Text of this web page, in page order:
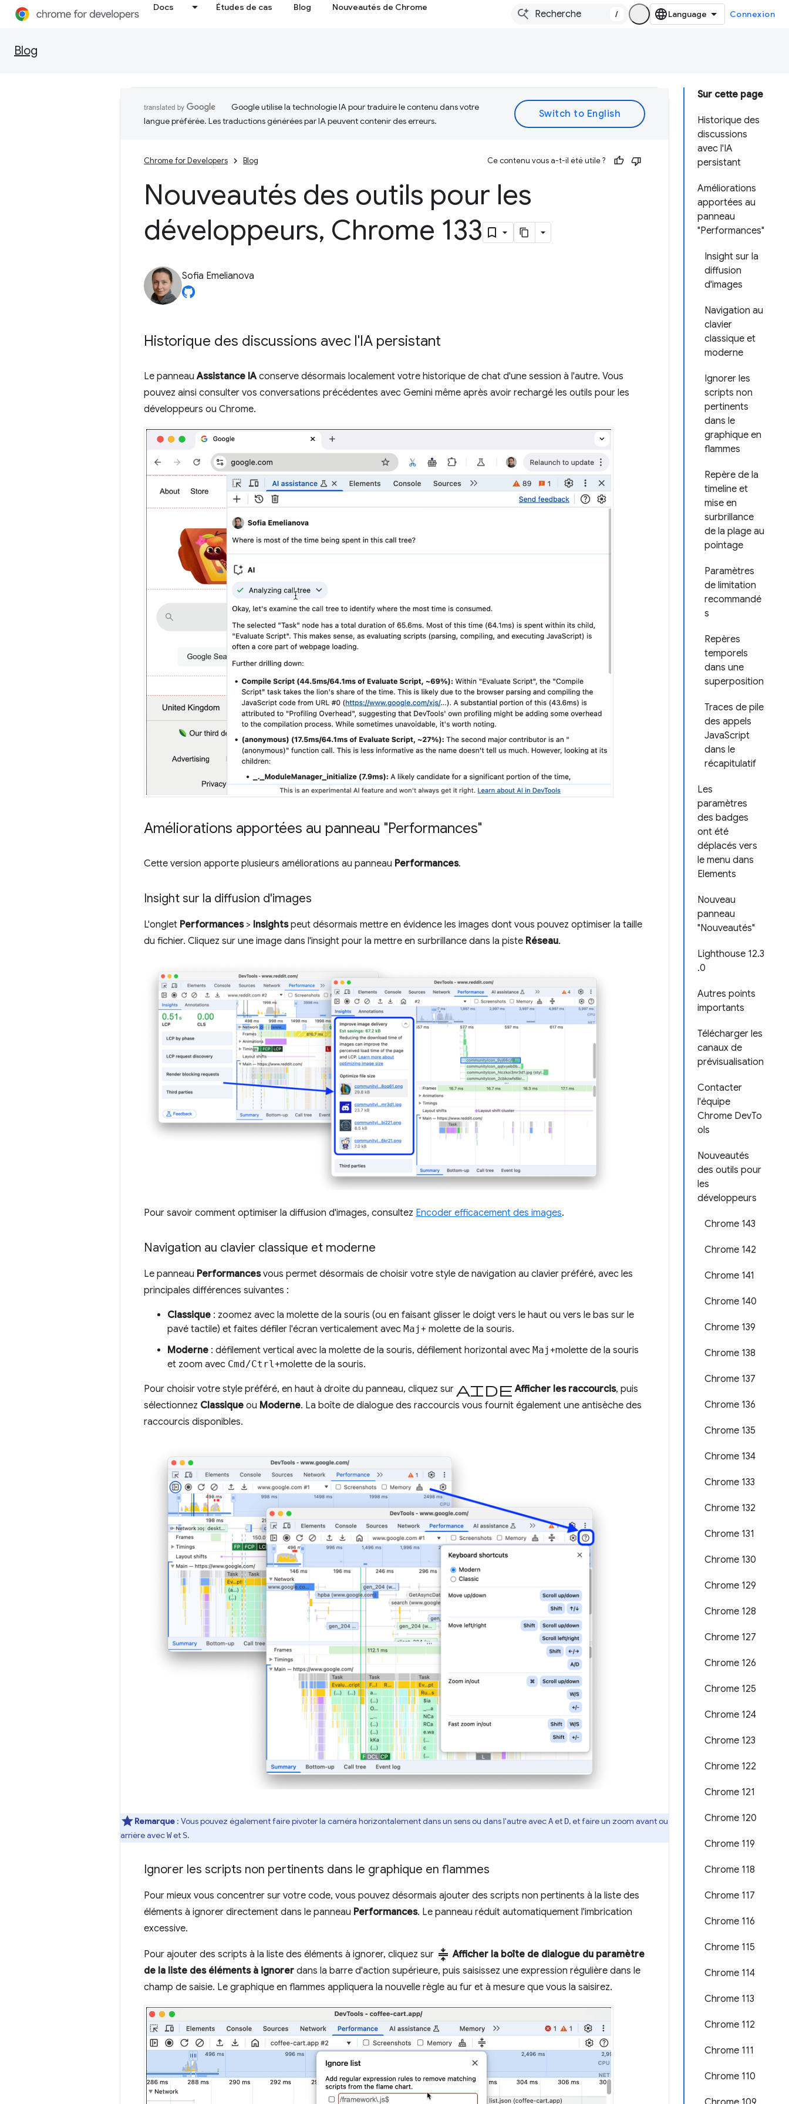
Docs Études de cas Blog Nouveautés de Chrome
/ Connexion
Blog
Sur cette page
Historique des
discussions
avec l'IA
persistant
Améliorations
apportées au
panneau
"Performances"
Insight sur la
diffusion
d'images
Navigation au
clavier
classique et
moderne
Ignorer les
scripts non
pertinents
dans le
graphique en
flammes
Repère de la
timeline et
mise en
surbrillance
de la plage au
pointage
Paramètres
de limitation
recommandé
s
Repères
temporels
dans une
superposition
Traces de pile
des appels
JavaScript
dans le
récapitulatif
Les
paramètres
des badges
ont été
déplacés vers
le menu dans
Elements
Nouveau
panneau
"Nouveautés"
Lighthouse 12.3
.0
Autres points
importants
Télécharger les
canaux de
prévisualisation
Contacter
l'équipe
Chrome DevTo
ols
Nouveautés
des outils pour
les
développeurs
Chrome 143
Chrome 142
Chrome 141
Chrome 140
Chrome 139
Chrome 138
Chrome 137
Chrome 136
Chrome 135
Chrome 134
Chrome 133
Chrome 132
Chrome 131
Chrome 130
Chrome 129
Chrome 128
Chrome 127
Chrome 126
Chrome 125
Chrome 124
Chrome 123
Chrome 122
Chrome 121
Chrome 120
Chrome 119
Chrome 118
Chrome 117
Chrome 116
Chrome 115
Chrome 114
Chrome 113
Chrome 112
Chrome 111
Chrome 110
Google utilise la technologie IA pour traduire le contenu dans votre
langue préférée. Les traductions générées par IA peuvent contenir des erreurs.
Chrome for Developers Blog Ce contenu vous a-t-il été utile ?
Nouveautés des outils pour les
développeurs, Chrome 133
Sofia Emelianova
Historique des discussions avec l'IA persistant
Le panneauAssistance IA conserve désormais localement votre historique de chat d'une session à l'autre. Vous
pouvez ainsi consulter vos conversations précédentes avec Gemini même après avoir rechargé les outils pour les
développeurs ou Chrome.
Améliorations apportées au panneau "Performances"
Cette version apporte plusieurs améliorations au panneau Performances.
Insight sur la diffusion d'images
L'onglet Performances> Insightspeut désormais mettre en évidence les images dont vous pouvez optimiser la taille
du fichier. Cliquez sur une image dans l'insight pour la mettre en surbrillance dans la piste Réseau.
Pour savoir comment optimiser la diffusion d'images, consultez Encoder efficacement des images.
Navigation au clavier classique et moderne
Le panneau Performancesvous permet désormais de choisir votre style de navigation au clavier préféré, avec les
principales différences suivantes :
Classique : zoomez avec la molette de la souris (ou en faisant glisser le doigt vers le haut ou vers le bas sur le
pavé tactile) et faites défiler l'écran verticalement avec Maj+ molette de la souris.
Moderne : défilement vertical avec la molette de la souris, défilement horizontal avec Maj+molette de la souris
et zoom avec Cmd/Ctrl +molette de la souris.
Pour choisir votre style préféré, en haut à droite du panneau, cliquez sur Aide Afficher les raccourcis, puis
sélectionnez Classique ou Moderne. La boîte de dialogue des raccourcis vous fournit également une antisèche des
raccourcis disponibles.
Remarque : Vous pouvez également faire pivoter la caméra horizontalement dans un sens ou dans l'autre avecAet D, et faire un zoom avant ou
arrière avecWet S.
Ignorer les scripts non pertinents dans le graphique en flammes
Pour mieux vous concentrer sur votre code, vous pouvez désormais ajouter des scripts non pertinents à la liste des
éléments à ignorer directement dans le panneau Performances. Le panneau réduit automatiquement l'imbrication
excessive.
Pour ajouter des scripts à la liste des éléments à ignorer, cliquez sur compress Afficher la boîte de dialogue du paramètre
de la liste des éléments à ignorer dans la barre d'action supérieure, puis saisissez une expression régulière dans le
champ de saisie. Le graphique en flammes appliquera la nouvelle règle au fur et à mesure que vous la saisirez.